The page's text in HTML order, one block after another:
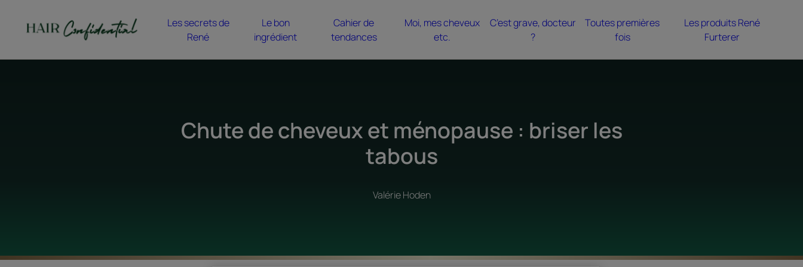
Les secrets de
René
Le bon
ingrédient
Cahier de
tendances
Moi, mes cheveux
etc.
C’est grave, docteur
?
Toutes premières
fois
Les produits René
Furterer
Chute de cheveux et ménopause : briser les
tabous
Valérie Hoden